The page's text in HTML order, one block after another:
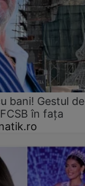
bani! Gestul de
în fața